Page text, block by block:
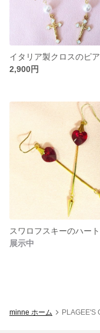
イタリア製クロスのピ
2,900円
展示中
minne ホーム PLAGEE'S